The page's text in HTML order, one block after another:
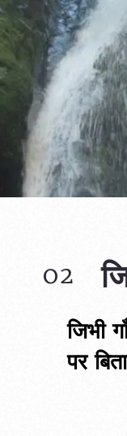
02
जिभी
पर